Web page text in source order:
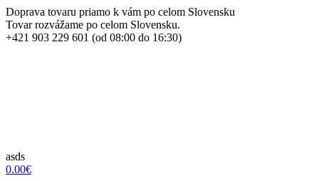
Doprava tovaru priamo k vám po celom Slovensku
Tovar rozvážame po celom Slovensku.
+421 903 229 601 (od 08:00 do 16:30)
asds
0.00€